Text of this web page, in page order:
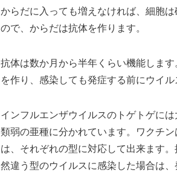
からだに入っても増えなければ、細胞
ので、からだは抗体を作ります。
抗体は数か月から半年くらい機能しま
を作り、感染しても発症する前にウイ
インフルエンザウイルスのトゲトゲに
類弱の亜種に分かれています。ワクチ
は、それぞれの型に対応して出来ます
然違う型のウイルスに感染した場合は、